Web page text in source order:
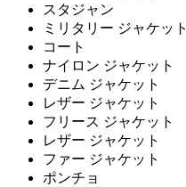
スタジャン
ミリタリー ジャケット
コート
ナイロン ジャケット
デニム ジャケット
レザー ジャケット
フリース ジャケット
レザー ジャケット
ファー ジャケット
ポンチョ